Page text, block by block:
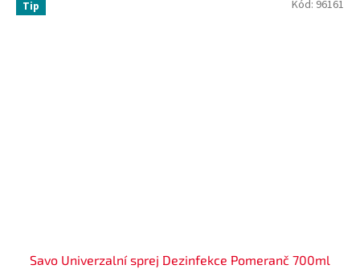
Tip
Savo Univerzalní sprej Dezinfekce Pomeranč 700ml
Kód: 96161